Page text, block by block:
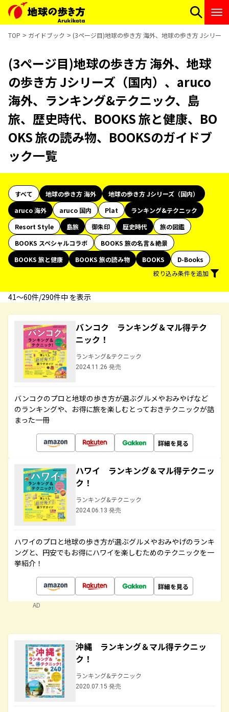
TOP ガイドブック (3ページ目)地球の歩き方 海外、地球の歩き方 Jシリー
(3ページ目)地球の歩き方 海外、地球
の歩き方 Jシリーズ（国内）、aruco
海外、ランキング&テクニック、島
旅、歴史時代、BOOKS 旅と健康、BO
OKS 旅の読み物、BOOKSのガイドブ
ック一覧
すべて 地球の歩き方 海外
地球の歩き方 Jシリーズ（国内）
aruco 海外
aruco 国内 Plat
ランキング&テクニック
Resort Style
島旅 御朱印 歴史時代
旅の図鑑
BOOKS スペシャルコラボ
BOOKS 旅の名言＆絶景
BOOKS 旅と健康
BOOKS 旅の読み物 BOOKS
D-Books
絞り込み条件を追加
41〜60件/290件中 を表示
バンコク ランキング＆マル得テク
ニック！
ランキング&テクニック
2024.11.26 発売
バンコクのプロと地球の歩き方が選ぶグルメやおみやげなど
のランキングや、お得に旅を楽しむとっておきテクニックが詰
まった一冊
詳細を見る
ハワイ ランキング＆マル得テクニッ
ク！
ランキング&テクニック
2024.06.13 発売
ハワイのプロと地球の歩き方が選ぶグルメやおみやげのランキ
ングと、円安でもお得にハワイを楽しむためのテクニックを一
挙紹介！
詳細を見る
AD
沖縄 ランキング＆マル得テクニッ
ク！
ランキング&テクニック
2020.07.15 発売